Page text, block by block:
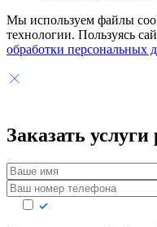
Мы используем файлы
технологии. Пользуясь
обработки персональных
Заказать услуги